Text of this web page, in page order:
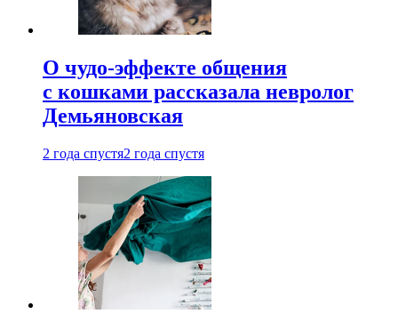
О чудо-эффекте общения
с кошками рассказала невролог
Демьяновская
2 года спустя2 года спустя